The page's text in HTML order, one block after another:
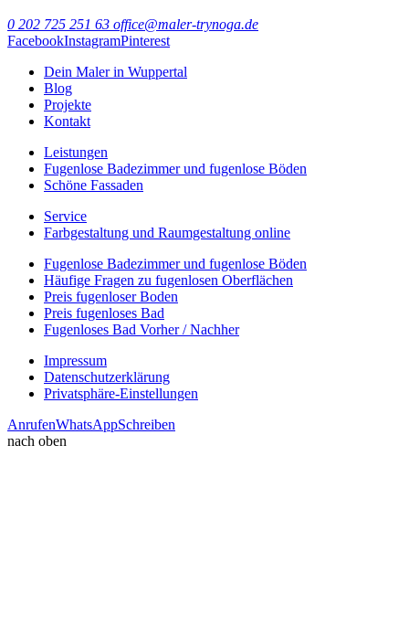
0 202 725 251 63 office@maler-trynoga.de
FacebookInstagramPinterest
Dein Maler in Wuppertal
Blog
Projekte
Kontakt
Leistungen
Fugenlose Badezimmer und fugenlose Böden
Schöne Fassaden
Service
Farbgestaltung und Raumgestaltung online
Fugenlose Badezimmer und fugenlose Böden
Häufige Fragen zu fugenlosen Oberflächen
Preis fugenloser Boden
Preis fugenloses Bad
Fugenloses Bad Vorher / Nachher
Impressum
Datenschutzerklärung
Privatsphäre-Einstellungen
AnrufenWhatsAppSchreiben
nach oben